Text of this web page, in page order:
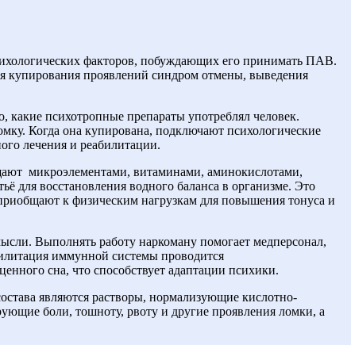
факторов, побуждающих его принимать ПАВ.
купирования проявлений синдром отмены, выведения
психотропные препараты употреблял человек.
Когда она купирована, подключают психологические
лечения и реабилитации.
микроэлементами, витаминами, аминокислотами,
для восстановления водного баланса в организме. Это
к физическим нагрузкам для повышения тонуса и
Выполнять работу наркоману помогает медперсонал,
иммунной системы проводится
сна, что способствует адаптации психики.
являются растворы, нормализующие кислотно-
боли, тошноту, рвоту и другие проявления ломки, а